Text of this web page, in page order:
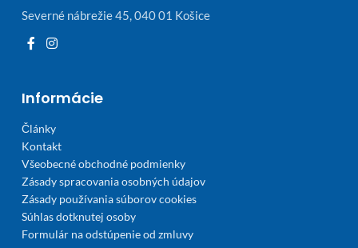
Severné nábrežie 45, 040 01 Košice
Informácie
Články
Kontakt
Všeobecné obchodné podmienky
Zásady spracovania osobných údajov
Zásady používania súborov cookies
Súhlas dotknutej osoby
Formulár na odstúpenie od zmluvy